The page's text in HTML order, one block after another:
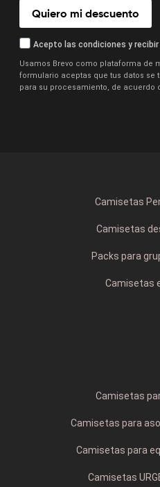
Quiero mi descuento
Acepto las condiciones y
Usamos Brevo como plataforma de
formulario aceptas que tus datos se
para su procesamiento, de acuerdo
Camisetas
Camisetas
Packs para
Camisetas
Camisetas
Camisetas para
Camisetas para
Camisetas